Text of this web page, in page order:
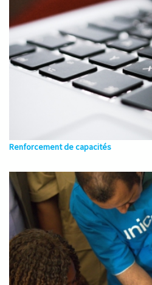
Renforcement de capacités